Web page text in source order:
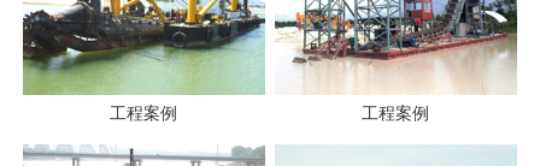
工程案例 工程案例